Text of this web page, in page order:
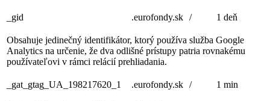
_gid .eurofondy.sk / 1 deň
Obsahuje jedinečný identifikátor, ktorý používa služba Google
Analytics na určenie, že dva odlišné prístupy patria rovnakému
používateľovi v rámci relácií prehliadania.
_gat_gtag_UA_198217620_1 .eurofondy.sk / 1 min